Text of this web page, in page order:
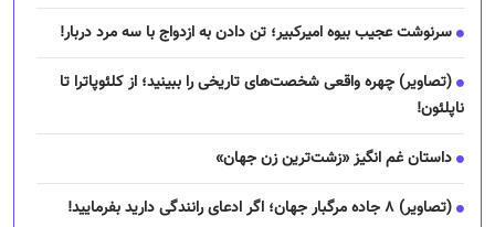
سرنوشت عجیب بیوه امیرکبیر؛ تن دادن به ازدواج با سه مرد دربار!
(تصاویر) چهره واقعی شخصت‌های تاریخی را ببینید؛ از کلئوپاترا تا
ناپلئون!
داستان غم انگیز «زشت‌ترین زن جهان»
(تصاویر) ۸ جاده مرگبار جهان؛ اگر ادعای رانندگی دارید بفرمایید!